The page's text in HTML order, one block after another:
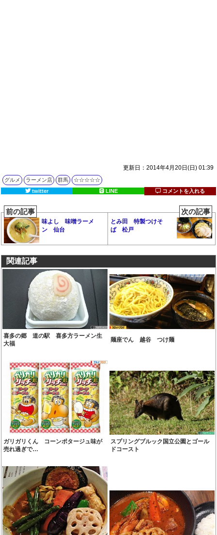
更新日：2014年4月20日(日) 01:39
グルメ ラーメン店 群馬
☆☆☆☆☆
twitter
LINE コメントを入れる
前の記事
味よし 味噌ラーメ
ン 仙台
次の記事
とみ田 特製つけそ
ば 松戸
関連記事
喜多の郷 道の駅 喜多方ラーメン生
大福
麺座でん 越谷 つけ麺
ガリガリくん コーンポタージュ味が
売れ過ぎで…
スプリングブルック国立公園とゴール
ドコースト